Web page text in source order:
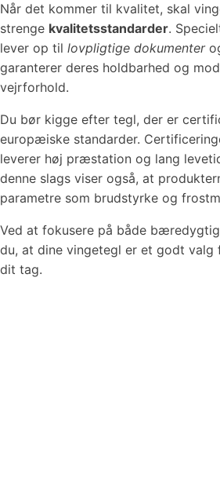
Når det kommer til kvalitet, skal
strenge kvalitetsstandarder.
lever op til lovpligtige dokumenter
garanterer deres holdbarhed og
vejrforhold.
Du bør kigge efter tegl, der er
europæiske standarder.
leverer høj præstation og lang
denne slags viser også, at
parametre som brudstyrke og
Ved at fokusere på både
du, at dine vingetegl er et godt valg
dit tag.